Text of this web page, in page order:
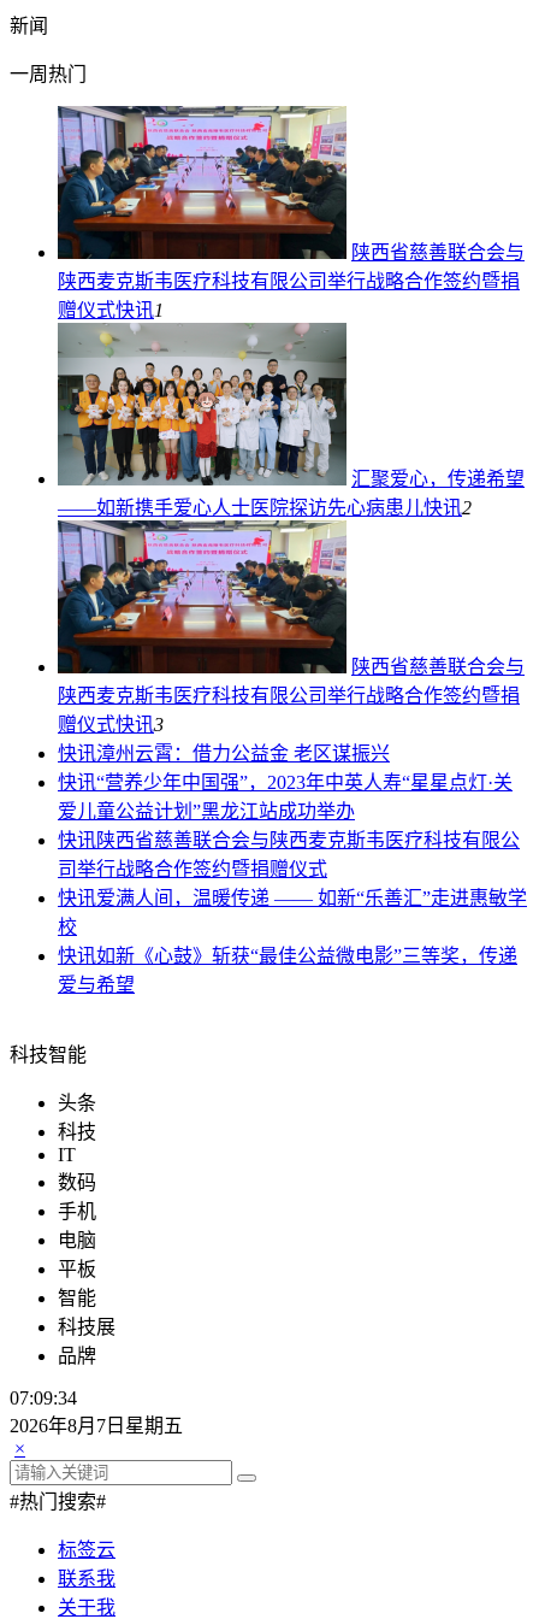
新闻
一周热门
陕西省慈善联合会与
陕西麦克斯韦医疗科技有限公司举行战略合作签约暨捐
赠仪式快讯1
汇聚爱心，传递希望
——如新携手爱心人士医院探访先心病患儿快讯2
陕西省慈善联合会与
陕西麦克斯韦医疗科技有限公司举行战略合作签约暨捐
赠仪式快讯3
快讯漳州云霄：借力公益金 老区谋振兴
快讯“营养少年中国强”，2023年中英人寿“星星点灯·关
爱儿童公益计划”黑龙江站成功举办
快讯陕西省慈善联合会与陕西麦克斯韦医疗科技有限公
司举行战略合作签约暨捐赠仪式
快讯爱满人间，温暖传递 —— 如新“乐善汇”走进惠敏学
校
快讯如新《心鼓》斩获“最佳公益微电影”三等奖，传递
爱与希望
科技智能
头条
科技
IT
数码
手机
电脑
平板
智能
科技展
品牌
07:09:35
2026年8月7日星期五
×
#热门搜索#
标签云
联系我
关于我